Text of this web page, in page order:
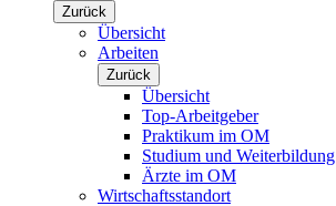
Zurück
Übersicht
Arbeiten
Zurück
Übersicht
Top-Arbeitgeber
Praktikum im OM
Studium und Weiterbildung
Ärzte im OM
Wirtschaftsstandort